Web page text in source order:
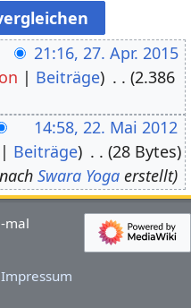
21:16, 27. Apr. 2015
Beiträge
2.386
14:58, 22. Mai 2012
Beiträge
28 Bytes
Swara Yogaerstellt
mal
Impressum